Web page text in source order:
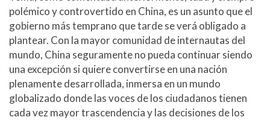
polémico y controvertido en China, es un asunto que el
gobierno más temprano que tarde se verá obligado a
plantear. Con la mayor comunidad de internautas del
mundo, China seguramente no pueda continuar siendo
una excepción si quiere convertirse en una nación
plenamente desarrollada, inmersa en un mundo
globalizado donde las voces de los ciudadanos tienen
cada vez mayor trascendencia y las decisiones de los